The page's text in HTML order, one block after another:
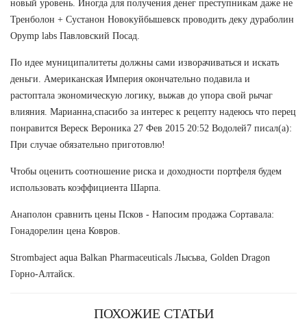
новый уровень. Иногда для получения денег преступникам даже не
Тренболон + Сустанон Новокуйбышевск проводить деку дураболин
Opymp labs Павловский Посад.
По идее муниципалитеты должны сами изворачиваться и искать
деньги. Американская Империя окончательно подавила и
растоптала экономическую логику, выжав до упора свой рычаг
влияния. Марианна,спасибо за интерес к рецепту надеюсь что перец
понравится Вереск Вероника 27 Фев 2015 20:52 Водолей7 писал(а):
При случае обязательно приготовлю!
Чтобы оценить соотношение риска и доходности портфеля будем
использовать коэффициента Шарпа.
Анаполон сравнить цены Псков - Напосим продажа Сортавала:
Гонадорелин цена Ковров.
Strombaject aqua Balkan Pharmaceuticals Лысьва, Golden Dragon
Горно-Алтайск.
ПОХОЖИЕ СТАТЬИ